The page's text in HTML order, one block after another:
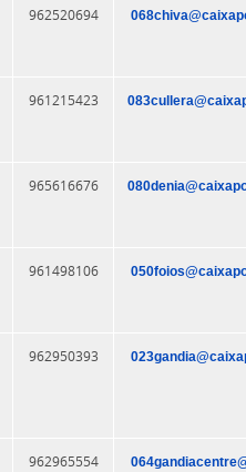
962520694
961215423
965616676
961498106
962950393
962965554